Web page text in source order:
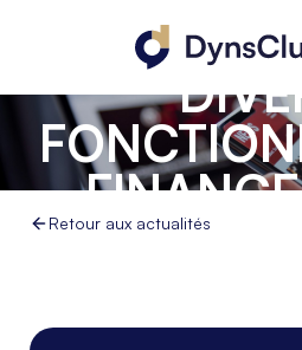
D365
Retour aux actualités